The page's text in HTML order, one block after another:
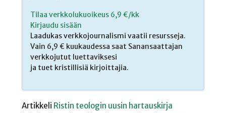
Tilaa verkkolukuoikeus 6,9 €/kk
Kirjaudu sisään
Laadukas verkkojournalismi vaatii resursseja.
Vain 6,9 € kuukaudessa saat Sanansaattajan
verkkojutut luettaviksesi
ja tuet kristillisiä kirjoittajia.
Artikkeli Ristin teologin uusin hartauskirja